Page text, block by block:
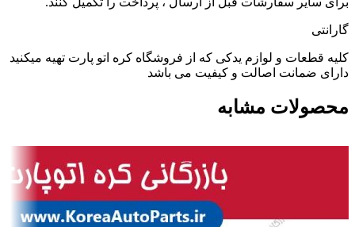
گارانتی
کلیه قطعات و لوازم یدکی که از فروشگاه کره اتو پارت تهیه میکنید
دارای ضمانت اصالت و کیفیت می باشد
محصولات مشابه